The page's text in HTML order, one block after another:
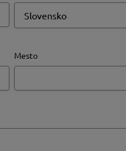
Mesto